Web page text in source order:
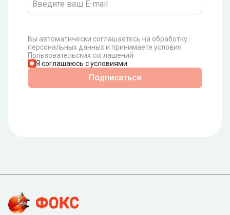
Вы автоматически соглашаетесь на обработку
персональных данных и принимаете условия
Пользовательских соглашений
Я соглашаюсь с условиями
Подписаться